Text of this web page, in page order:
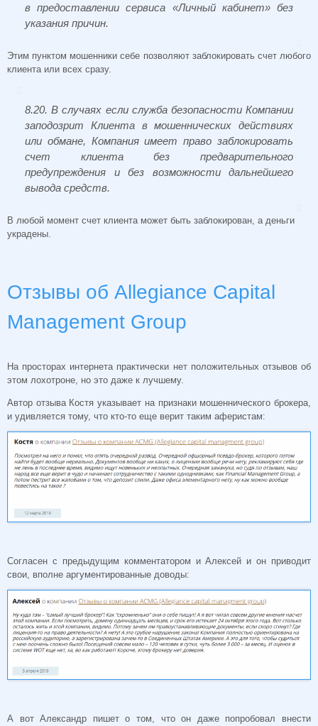
в предоставлении сервиса «Личный кабинет» без
указания причин.
Этим пунктом мошенники себе позволяют заблокировать счет любого
клиента или всех сразу.
8.20. В случаях если служба безопасности Компании
заподозрит Клиента в мошеннических действиях
или обмане, Компания имеет право заблокировать
счет клиента без предварительного
предупреждения и без возможности дальнейшего
вывода средств.
В любой момент счет клиента может быть заблокирован, а деньги
украдены.
Отзывы об Allegiance Capital
Management Group
На просторах интернета практически нет положительных отзывов об
этом лохотроне, но это даже к лучшему.
Автор отзыва Костя указывает на признаки мошеннического брокера,
и удивляется тому, что кто-то еще верит таким аферистам:
Согласен с предыдущим комментатором и Алексей и он приводит
свои, вполне аргументированные доводы:
А вот Александр пишет о том, что он даже попробовал внести